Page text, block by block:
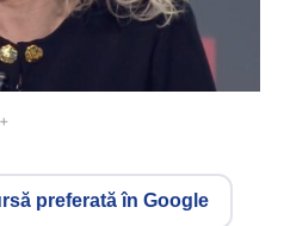
preferată în Google